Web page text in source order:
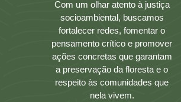
Com um olhar atento à justiça
socioambiental, buscamos
fortalecer redes, fomentar o
pensamento crítico e promover
ações concretas que garantam
a preservação da floresta e o
respeito às comunidades que
nela vivem.